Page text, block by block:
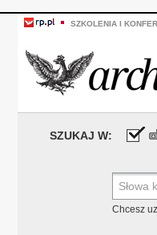
SZKOLENIA I
SZUKAJ W:
Chcesz